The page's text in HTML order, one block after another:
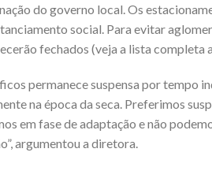
do governo local. Os
social. Para evitar
fechados (veja a lista completa
permanece suspensa por tempo
na época da seca. Preferimos
em fase de adaptação e não
argumentou a diretora.